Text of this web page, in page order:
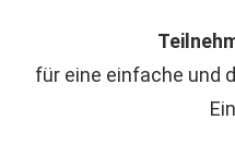
für eine einfache und